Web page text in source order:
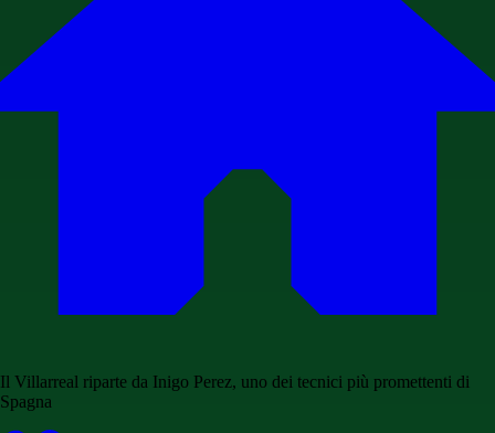
Il Villarreal riparte da Inigo Perez, uno dei tecnici più promettenti di
Spagna